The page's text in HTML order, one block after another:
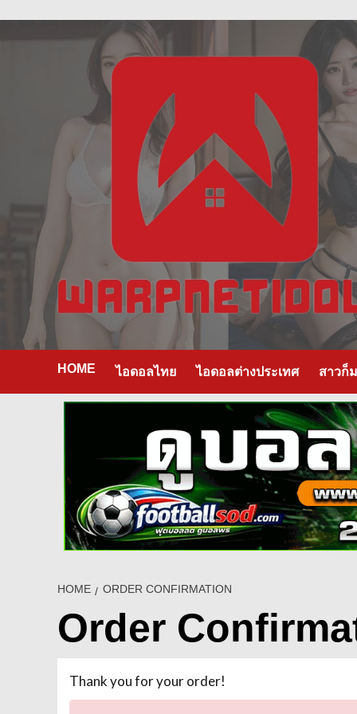
ฝัน
HOME ไอดอลไทย ไอดอลต่างประเทศ สาวก็
HOME ORDER CONFIRMATION
Order
Thank you for your order!